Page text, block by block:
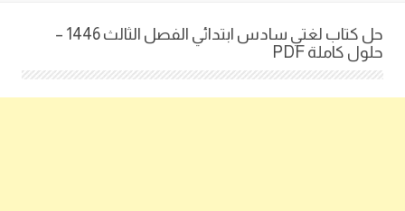
حل كتاب لغتي سادس ابتدائي الفصل الثالث 1446 –
حلول كاملة PDF